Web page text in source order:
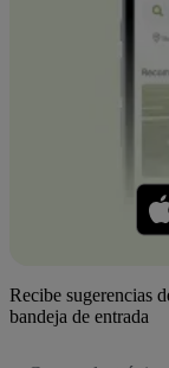
Recibe sugerencias
bandeja de entrada